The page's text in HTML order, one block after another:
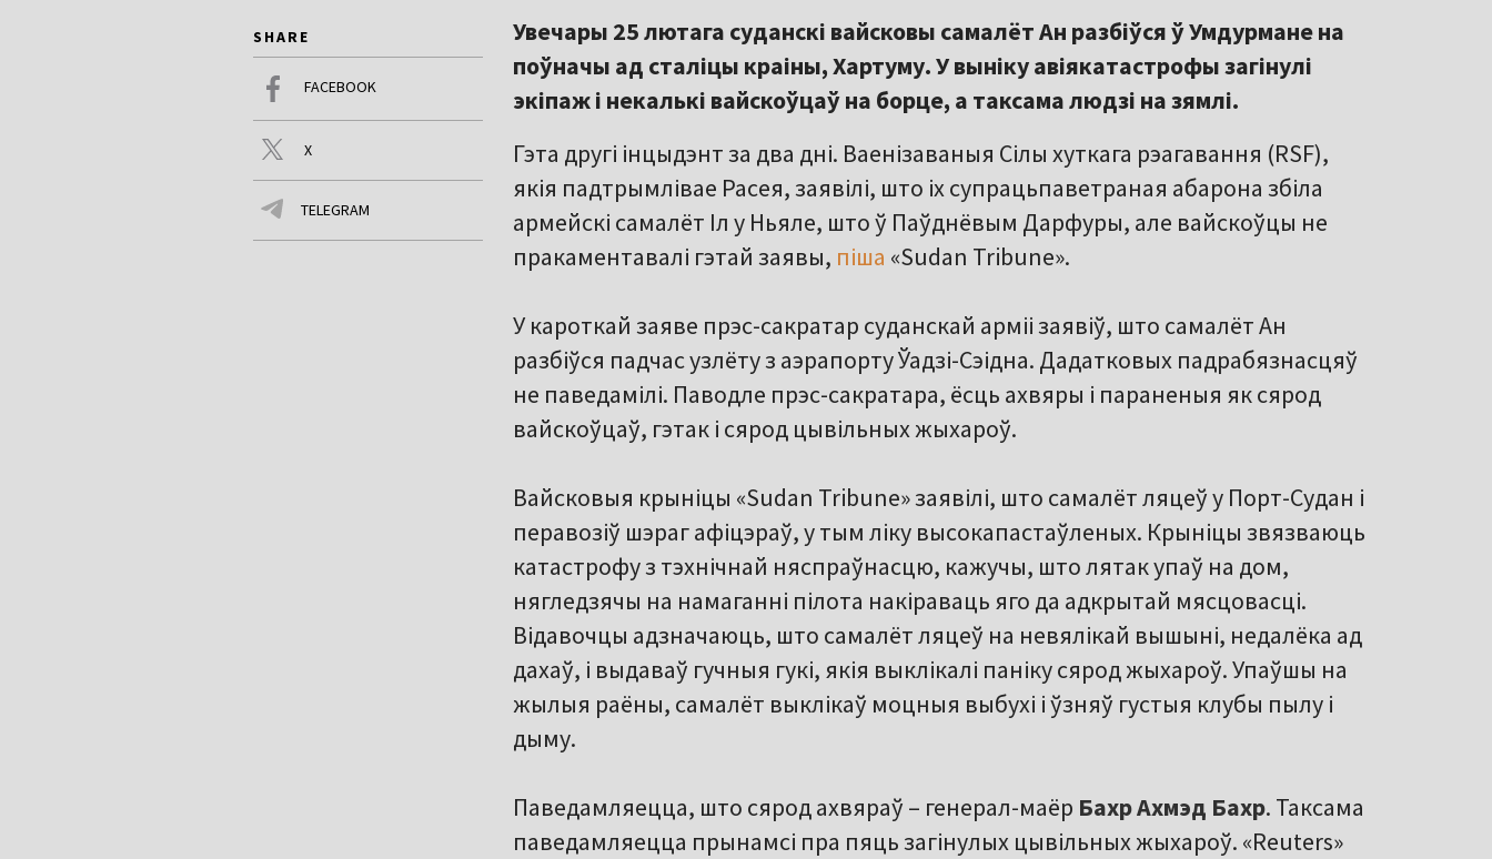
SHARE
FACEBOOK
X
TELEGRAM
Увечары 25 лютага суданскі вайсковы самалёт Ан разбіўся ў Умдурмане на
поўначы ад сталіцы краіны, Хартуму. У выніку авіякатастрофы загінулі
экіпаж і некалькі вайскоўцаў на борце, а таксама людзі на зямлі.
Гэта другі інцыдэнт за два дні. Ваенізаваныя Сілы хуткага рэагавання (RSF),
якія падтрымлівае Расея, заявілі, што іх супрацьпаветраная абарона збіла
армейскі самалёт Іл у Ньяле, што ў Паўднёвым Дарфуры, але вайскоўцы не
пракаментавалі гэтай заявы, піша «Sudan Tribune».
У кароткай заяве прэс-сакратар суданскай арміі заявіў, што самалёт Ан
разбіўся падчас узлёту з аэрапорту Ўадзі-Сэідна. Дадатковых падрабязнасцяў
не паведамілі. Паводле прэс-сакратара, ёсць ахвяры і параненыя як сярод
вайскоўцаў, гэтак і сярод цывільных жыхароў.
Вайсковыя крыніцы «Sudan Tribune» заявілі, што самалёт ляцеў у Порт-Судан і
перавозіў шэраг афіцэраў, у тым ліку высокапастаўленых. Крыніцы звязваюць
катастрофу з тэхнічнай няспраўнасцю, кажучы, што лятак упаў на дом,
нягледзячы на намаганні пілота накіраваць яго да адкрытай мясцовасці.
Відавочцы адзначаюць, што самалёт ляцеў на невялікай вышыні, недалёка ад
дахаў, і выдаваў гучныя гукі, якія выклікалі паніку сярод жыхароў. Упаўшы на
жылыя раёны, самалёт выклікаў моцныя выбухі і ўзняў густыя клубы пылу і
дыму.
Паведамляецца, што сярод ахвяраў – генерал-маёр Бахр Ахмэд Бахр. Таксама
паведамляецца прынамсі пра пяць загінулых цывільных жыхароў. «Reuters»